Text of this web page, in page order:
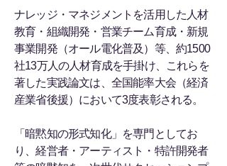
ナレッジ・マネジメントを活用した人材
教育・組織開発・営業チーム育成・新規
事業開発（オール電化普及）等、約1500
社13万人の人材育成を手掛け、これらを
著した実践論文は、全国能率大会（経済
産業省後援）において3度表彰される。
「暗黙知の形式知化」を専門としてお
り、経営者・アーティスト・特許開発者